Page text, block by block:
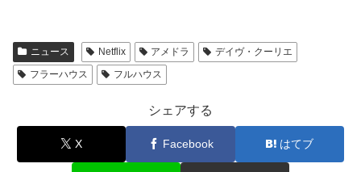
ニュース Netflix アメドラ
デイヴ・クーリエ
フラーハウス
フルハウス
シェアする
X Facebook はてブ